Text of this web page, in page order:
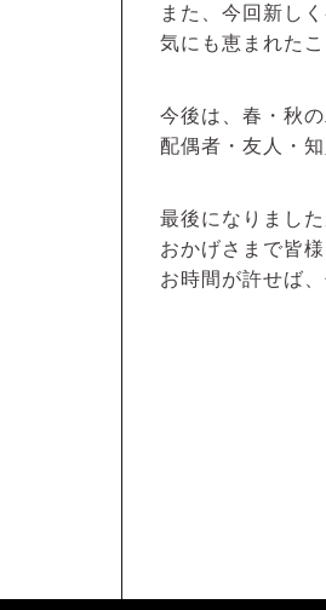
また、今回新し
気にも恵まれた
今後は、春・秋
配偶者・友人・
最後になりまし
おかげさまで皆
お時間が許せば